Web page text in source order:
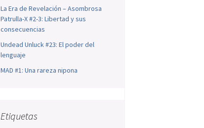
La Era de Revelación – Asombrosa
Patrulla-X #2-3: Libertad y sus
consecuencias
Undead Unluck #23: El poder del
lenguaje
MAD #1: Una rareza nipona
Etiquetas